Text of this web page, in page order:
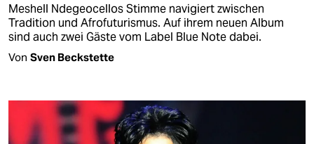
Meshell Ndegeocellos Stimme navigiert zwischen
Tradition und Afrofuturismus. Auf ihrem neuen Album
sind auch zwei Gäste vom Label Blue Note dabei.
Von Sven Beckstette